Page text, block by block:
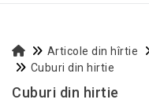
Articole din hîrtie
Cuburi din hirtie
Cuburi din hirtie